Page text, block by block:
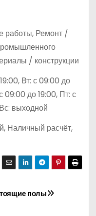
работы, Ремонт /
/ конструкции
Вт: с 09:00 до
09:00 до 19:00, Пт: с
выходной
Наличный расчёт,
полы